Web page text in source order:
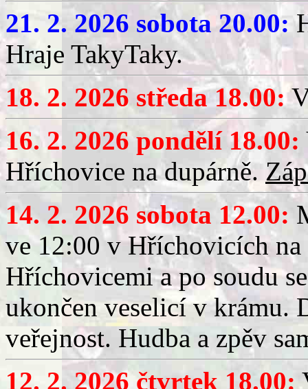
21. 2. 2026 sobota 20.00:
Hraje TakyTaky.
18. 2. 2026 středa 18.00:
16. 2. 2026 pondělí 18.00:
Hříchovice na dupárně.
14. 2. 2026 sobota 12.00:
ve 12:00 v Hříchovicích
Hříchovicemi a po soudu
ukončen veselicí v krámu.
veřejnost. Hudba a zpěv
12. 2. 2026 čtvrtek 18.00: